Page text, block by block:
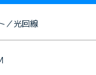
／光回線